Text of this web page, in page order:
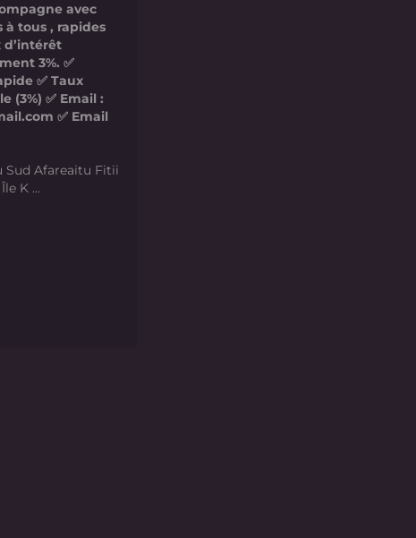
avec
à tous , rapides
d’intérêt
3%. ✅
✅ Taux
(3%) ✅ Email :
✅ Email
Sud Afareaitu Fitii
K ...